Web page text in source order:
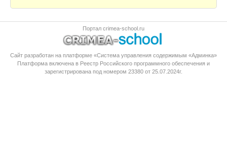
Портал crimea-school.ru
Сайт разработан на платформе «Система управления содержимым «Админка»
Платформа включена в Реестр Российского программного обеспечения и
зарегистрирована под номером 23380 от 25.07.2024г.